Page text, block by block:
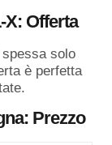
Offerta
solo
è perfetta
Prezzo